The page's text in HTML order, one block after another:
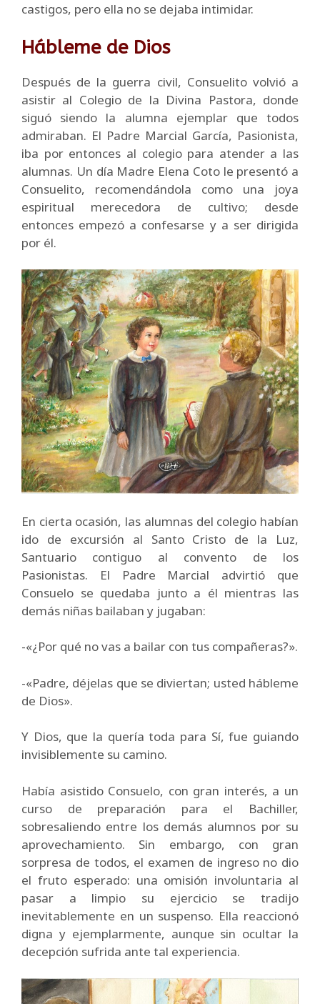
castigos, pero ella no se dejaba intimidar.
Hábleme de Dios
Después de la guerra civil, Consuelito volvió a
asistir al Colegio de la Divina Pastora, donde
siguó siendo la alumna ejemplar que todos
admiraban. El Padre Marcial García, Pasionista,
iba por entonces al colegio para atender a las
alumnas. Un día Madre Elena Coto le presentó a
Consuelito, recomendándola como una joya
espiritual merecedora de cultivo; desde
entonces empezó a confesarse y a ser dirigida
por él.
En cierta ocasión, las alumnas del colegio habían
ido de excursión al Santo Cristo de la Luz,
Santuario contiguo al convento de los
Pasionistas. El Padre Marcial advirtió que
Consuelo se quedaba junto a él mientras las
demás niñas bailaban y jugaban:
-«¿Por qué no vas a bailar con tus compañeras?».
-«Padre, déjelas que se diviertan; usted hábleme
de Dios».
Y Dios, que la quería toda para Sí, fue guiando
invisiblemente su camino.
Había asistido Consuelo, con gran interés, a un
curso de preparación para el Bachiller,
sobresaliendo entre los demás alumnos por su
aprovechamiento. Sin embargo, con gran
sorpresa de todos, el examen de ingreso no dio
el fruto esperado: una omisión involuntaria al
pasar a limpio su ejercicio se tradijo
inevitablemente en un suspenso. Ella reaccionó
digna y ejemplarmente, aunque sin ocultar la
decepción sufrida ante tal experiencia.